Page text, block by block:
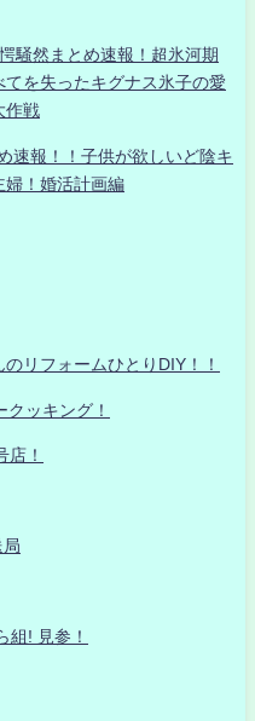
騒然まとめ速報！超氷河期
を失ったキグナス氷子の愛
作戦
速報！！子供が欲しいど陰キ
婦！婚活計画編
リフォームひとりDIY！！
ッキング！
店！
! 見参！